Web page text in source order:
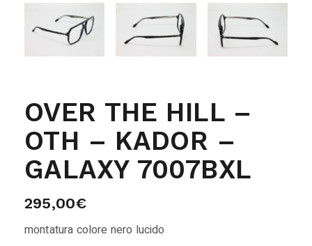
OVER THE HILL –
OTH – KADOR –
GALAXY 7007BXL
295,00€
montatura colore nero lucido